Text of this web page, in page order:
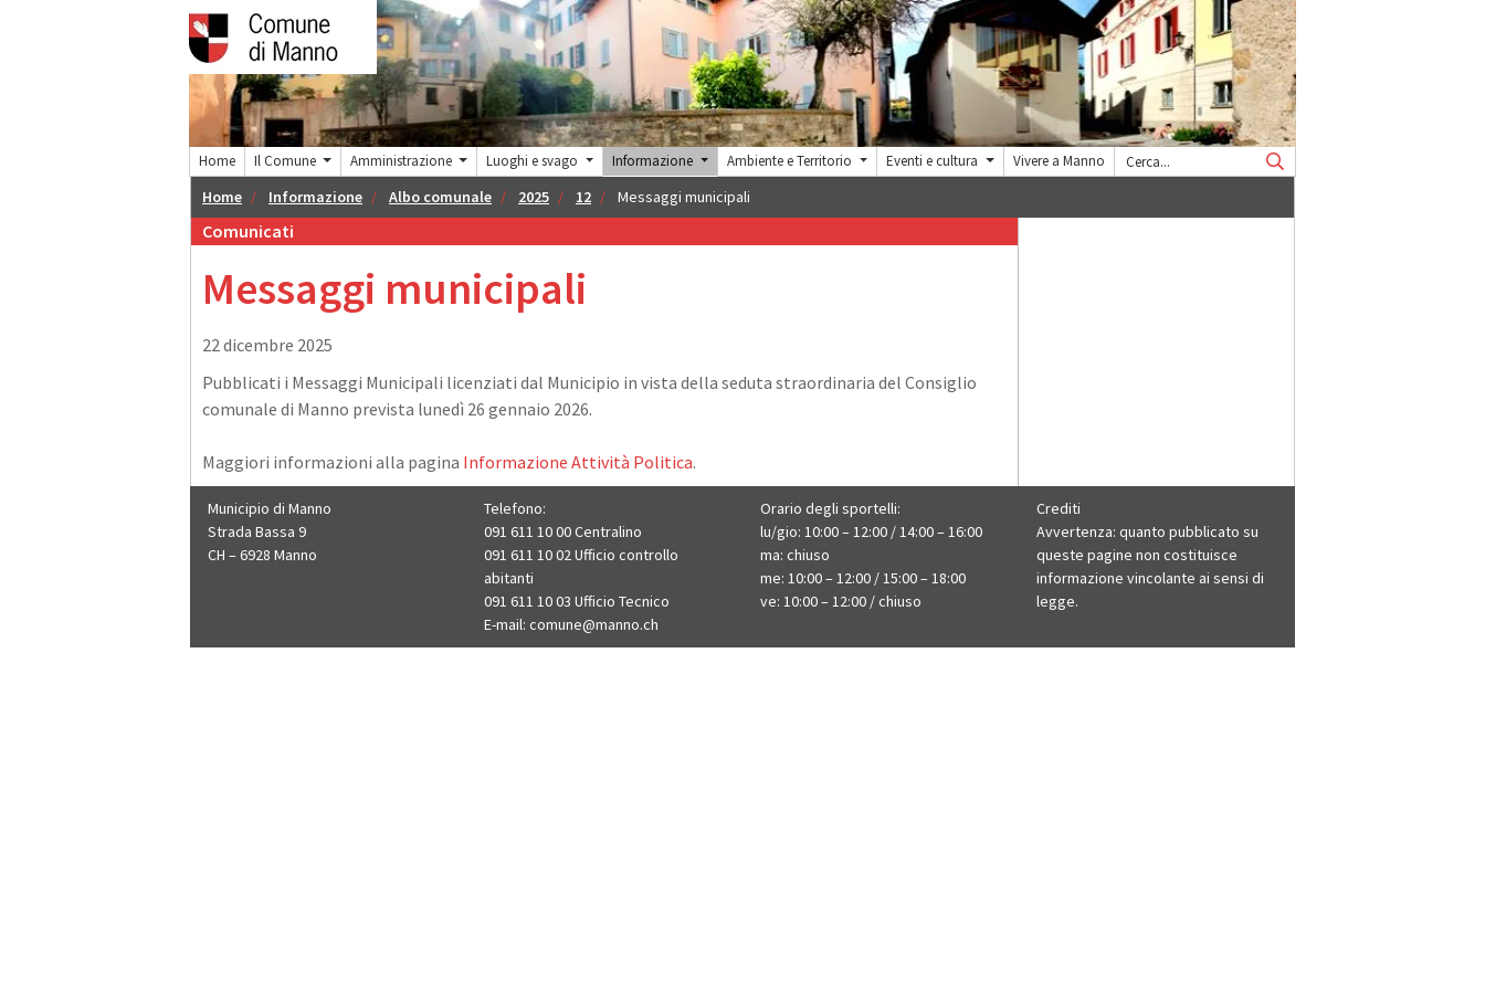
Home Il Comune Amministrazione Luoghi e svago Informazione Ambiente e Territorio Eventi e cultura Vivere a Manno
Home Informazione Albo comunale 2025 12 Messaggi municipali
Comunicati
Messaggi municipali
22 dicembre 2025
Pubblicati i Messaggi Municipali licenziati dal Municipio in vista della seduta straordinaria del Consiglio
comunale di Manno prevista lunedì 26 gennaio 2026.
Maggiori informazioni alla pagina Informazione Attività Politica.
Municipio di Manno
Strada Bassa 9
CH – 6928 Manno
Telefono:
091 611 10 00 Centralino
091 611 10 02 Ufficio controllo
abitanti
091 611 10 03 Ufficio Tecnico
E-mail: comune@manno.ch​​​​
Orario degli sportelli:
lu/gio: 10:00 – 12:00 / 14:00 – 16:00
ma: chiuso
me: 10:00 – 12:00 / 15:00 – 18:00
ve: 10:00 – 12:00 / chiuso
Crediti
Avvertenza: quanto pubblicato su
queste pagine non costituisce
informazione vincolante ai sensi di
legge.